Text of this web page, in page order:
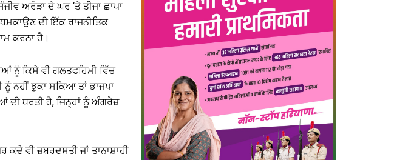
ਅਰੋੜਾ ਦੇ ਘਰ ‘ਤੇ ਤੀਜਾ ਛਾਪਾ
ਦੀ ਇੱਕ ਰਾਜਨੀਤਿਕ
ਕਰਨਾ ਹੈ।
ਨੂੰ ਕਿਸੇ ਵੀ ਗਲਤਫਹਿਮੀ ਵਿੱਚ
ਨਹੀਂ ਝੁਕਾ ਸਕਿਆ ਤਾਂ ਭਾਜਪਾ
ਧਰਤੀ ਹੈ, ਜਿਨ੍ਹਾਂ ਨੂੰ ਅੰਗਰੇਜ਼
ਵੀ ਜ਼ਬਰਦਸਤੀ ਜਾਂ ਤਾਨਾਸ਼ਾਹੀ